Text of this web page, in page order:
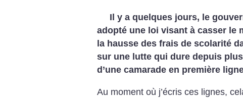
Il y a quelques jours, le
adopté une loi visant à casser le
la hausse des frais de scolarité
sur une lutte qui dure depuis
d’une camarade en première
Au moment où j’écris ces lignes,